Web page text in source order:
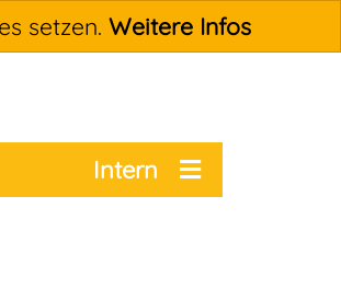
setzen. Weitere Infos
Intern